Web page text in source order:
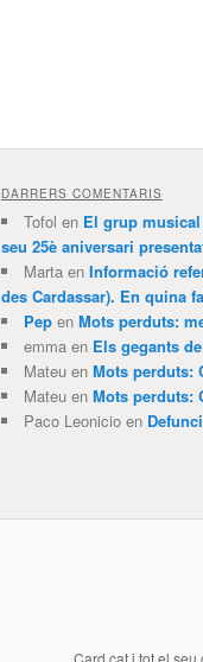
DARRERS COMENTARIS
Tofol en El grup
seu 25è aniversari
Martaen Informació
des Cardassar). En quina
Pepen Mots perduts:
emmaen Els gegants
Mateuen Mots perduts:
Mateuen Mots perduts:
Paco Leonicioen